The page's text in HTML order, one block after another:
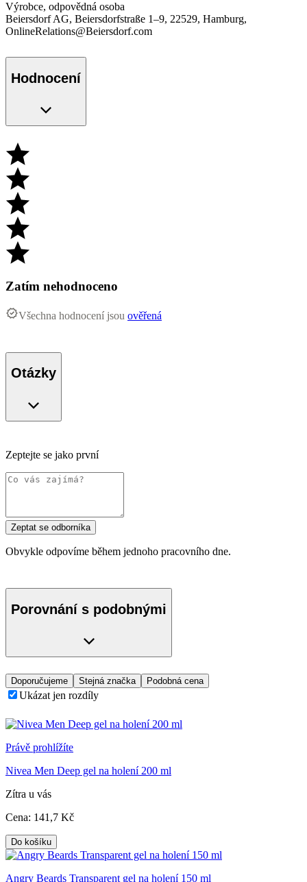
Výrobce, odpovědná osoba
Beiersdorf AG, Beiersdorfstraße 1–9, 22529, Hamburg,
OnlineRelations@Beiersdorf.com
Hodnocení
Zatím nehodnoceno
Všechna hodnocení jsou ověřená
Otázky
Zeptejte se jako první
Zeptat se odborníka
Obvykle odpovíme během jednoho pracovního dne.
Porovnání s podobnými
Doporučujeme Stejná značka Podobná cena
Ukázat jen rozdíly
Právě prohlížíte
Nivea Men Deep gel na holení 200 ml
Zítra u vás
Cena: 141 ,7 Kč
Do košíku
Angry Beards Transparent gel na holení 150 ml